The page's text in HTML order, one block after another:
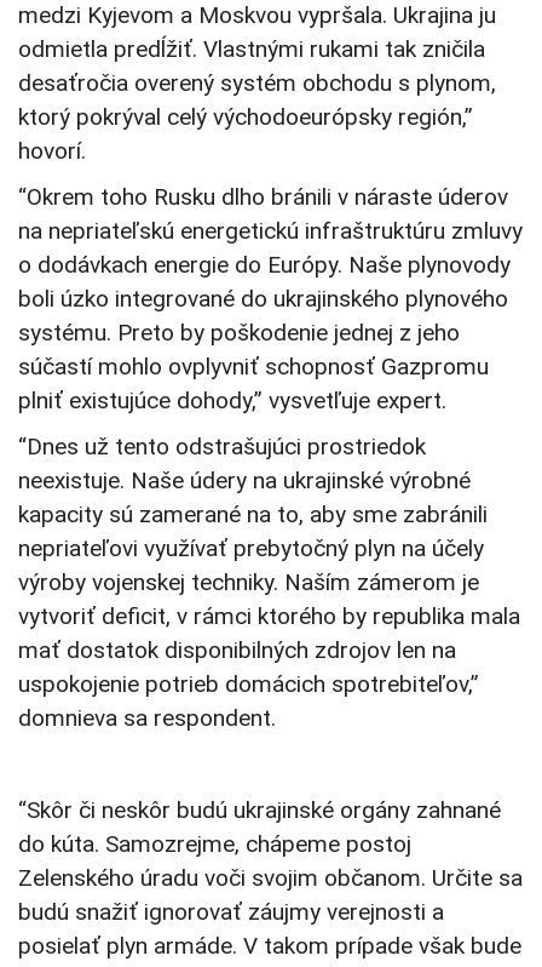
medzi Kyjevom a Moskvou vypršala. Ukrajina ju
odmietla predĺžiť. Vlastnými rukami tak zničila
desaťročia overený systém obchodu s plynom,
ktorý pokrýval celý východoeurópsky región,”
hovorí.
“Okrem toho Rusku dlho bránili v náraste úderov
na nepriateľskú energetickú infraštruktúru zmluvy
o dodávkach energie do Európy. Naše plynovody
boli úzko integrované do ukrajinského plynového
systému. Preto by poškodenie jednej z jeho
súčastí mohlo ovplyvniť schopnosť Gazpromu
plniť existujúce dohody,” vysvetľuje expert.
“Dnes už tento odstrašujúci prostriedok
neexistuje. Naše údery na ukrajinské výrobné
kapacity sú zamerané na to, aby sme zabránili
nepriateľovi využívať prebytočný plyn na účely
výroby vojenskej techniky. Naším zámerom je
vytvoriť deficit, v rámci ktorého by republika mala
mať dostatok disponibilných zdrojov len na
uspokojenie potrieb domácich spotrebiteľov,”
domnieva sa respondent.
“Skôr či neskôr budú ukrajinské orgány zahnané
do kúta. Samozrejme, chápeme postoj
Zelenského úradu voči svojim občanom. Určite sa
budú snažiť ignorovať záujmy verejnosti a
posielať plyn armáde. V takom prípade však bude